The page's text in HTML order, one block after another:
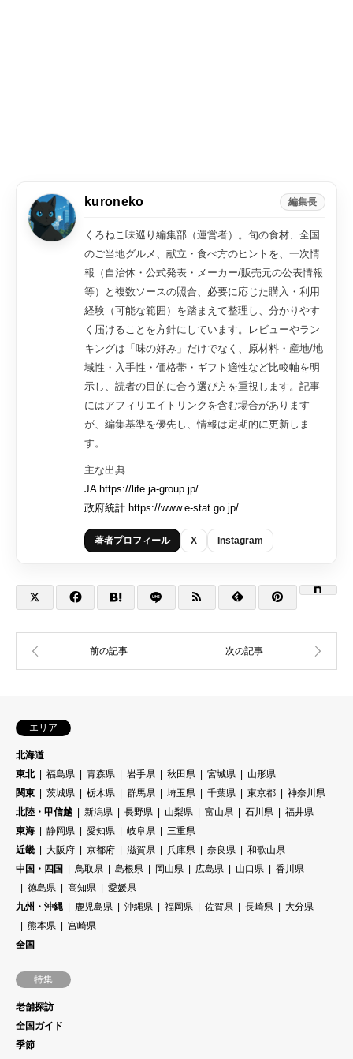
kuroneko 編集長
くろねこ味巡り編集部（運営者）。旬の食材、全国
のご当地グルメ、献立・食べ方のヒントを、一次情
報（自治体・公式発表・メーカー/販売元の公表情報
等）と複数ソースの照合、必要に応じた購入・利用
経験（可能な範囲）を踏まえて整理し、分かりやす
く届けることを方針にしています。レビューやラン
キングは「味の好み」だけでなく、原材料・産地/地
域性・入手性・価格帯・ギフト適性など比較軸を明
示し、読者の目的に合う選び方を重視します。記事
にはアフィリエイトリンクを含む場合があります
が、編集基準を優先し、情報は定期的に更新しま
す。
主な出典
JA https://life.ja-group.jp/
政府統計 https://www.e-stat.go.jp/
著者プロフィール X Instagram
エリア
北海道
東北
福島県 青森県 岩手県 秋田県 宮城県
山形県
関東
茨城県 栃木県 群馬県 埼玉県 千葉県 東京都
神奈川県
北陸・甲信越
新潟県 長野県 山梨県 富山県 石川県
福井県
東海
静岡県 愛知県 岐阜県
三重県
近畿
大阪府 京都府 滋賀県 兵庫県 奈良県
和歌山県
中国・四国
鳥取県 島根県 岡山県 広島県 山口県
香川県
徳島県
高知県
愛媛県
九州・沖縄
鹿児島県 沖縄県 福岡県 佐賀県 長崎県
大分県
熊本県
宮崎県
全国
特集
老舗探訪
全国ガイド
季節